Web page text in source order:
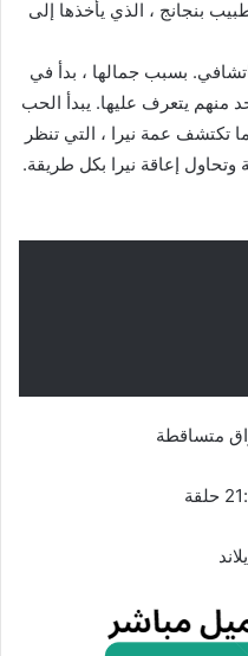
بنجانج ، الذي يأخذها إلى
بسبب جمالها ، بدأ في
منهم يتعرف عليها. يبدأ الحب
تكتشف عمة نيرا ، التي تنظر
وتحاول إعاقة نيرا بكل طريقة.
متساقطة